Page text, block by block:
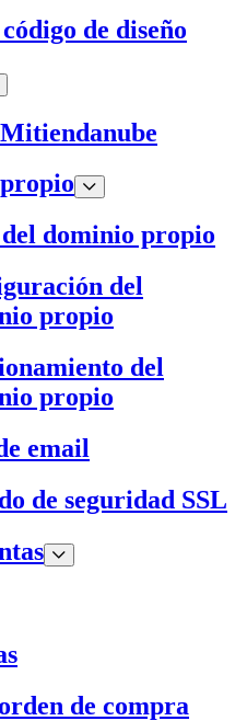
de diseño
dominio propio
del
propio
del
propio
email
de seguridad SSL
de compra